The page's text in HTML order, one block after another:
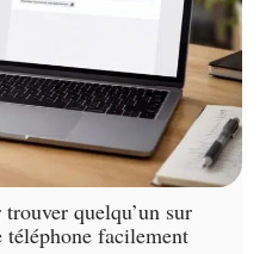
quelqu’un sur
téléphone facilement